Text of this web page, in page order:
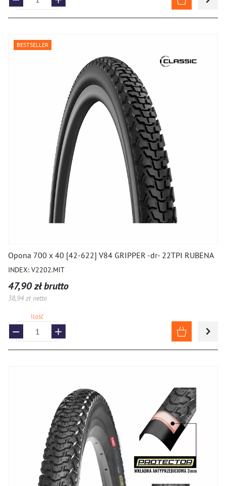
BESTSELLER
Opona 700 x 40 [42-622] V84 GRIPPER -dr- 22TPI RUBENA
INDEX: V2202.MIT
47,90 zł brutto
38,94 zł netto
Ilość